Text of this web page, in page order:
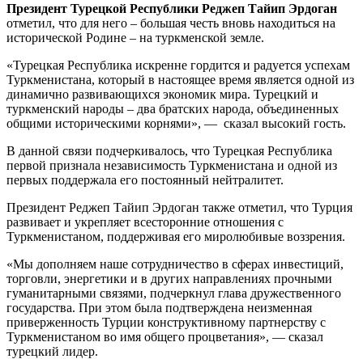
Президент Турецкой Республики Реджеп Тайип Эрдоган
отметил, что для него – большая честь вновь находиться на
исторической Родине – на туркменской земле.
«Турецкая Республика искренне гордится и радуется успехам
Туркменистана, который в настоящее время является одной из
динамично развивающихся экономик мира. Турецкий и
туркменский народы – два братских народа, объединенных
общими историческими корнями», — сказал высокий гость.
В данной связи подчеркивалось, что Турецкая Республика
первой признала независимость Туркменистана и одной из
первых поддержала его постоянный нейтралитет.
Президент Реджеп Тайип Эрдоган также отметил, что Турция
развивает и укрепляет всесторонние отношения с
Туркменистаном, поддерживая его миролюбивые воззрения.
«Мы дополняем наше сотрудничество в сферах инвестиций,
торговли, энергетики и в других направлениях прочными
гуманитарными связями, подчеркнул глава дружественного
государства. При этом была подтверждена неизменная
приверженность Турции конструктивному партнерству с
Туркменистаном во имя общего процветания», — сказал
турецкий лидер.